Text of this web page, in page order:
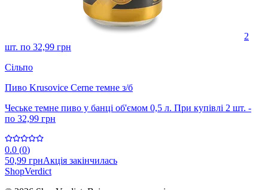
2
шт. по 32,99 грн
Сільпо
Пиво Krusovice Cerne темне з/б
Чеське темне пиво у банці об'ємом 0,5 л. При купівлі 2 шт. -
по 32,99 грн
0.0 (0)
50,99 грнАкція закінчилась
ShopVerdict